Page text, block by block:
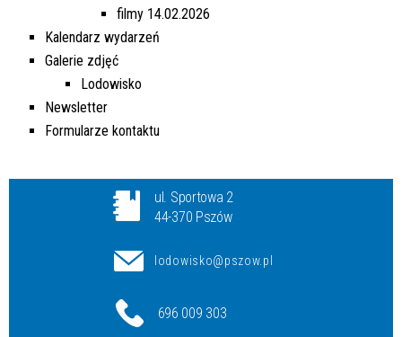
filmy 14.02.2026
Kalendarz wydarzeń
Galerie zdjęć
Lodowisko
Newsletter
Formularze kontaktu
ul. Sportowa 2
44-370 Pszów
lodowisko@pszow.pl
696 009 303